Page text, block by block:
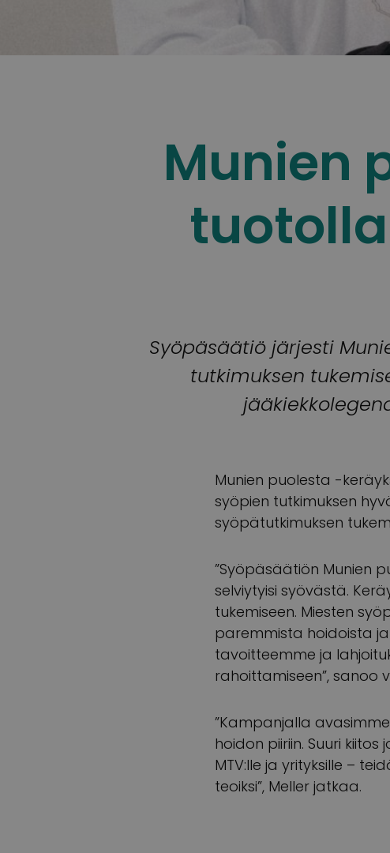
Munien
Syöpäsäätiö järjesti
tutkimuksen
Munien puolesta -
syöpien tutkimuksen
syöpätutkimuksen
”Syöpäsäätiön Munien
selviytyisi syövästä.
tukemiseen. Miesten
paremmista hoidoista
tavoitteemme ja
rahoittamiseen”, sanoo
”Kampanjalla
hoidon piiriin. Suuri
MTV:lle ja yrityksille –
teoiksi”, Meller jatkaa.